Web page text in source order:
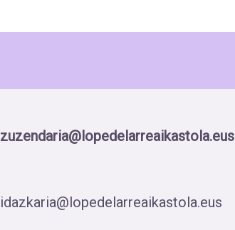
zuzendaria@lopedelarreaikastola.eus
idazkaria@lopedelarreaikastola.eus